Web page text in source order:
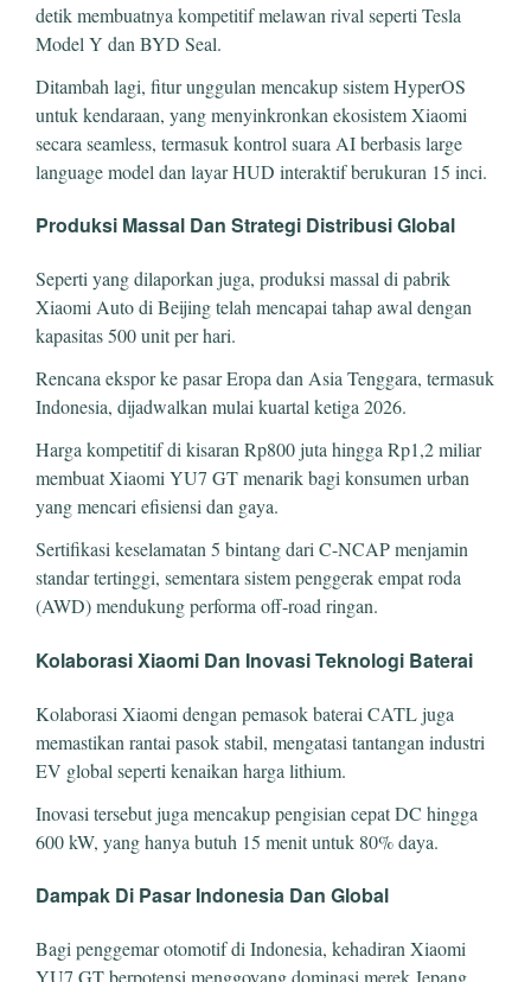
detik membuatnya kompetitif melawan rival seperti Tesla
Model Y dan BYD Seal.
Ditambah lagi, fitur unggulan mencakup sistem HyperOS
untuk kendaraan, yang menyinkronkan ekosistem Xiaomi
secara seamless, termasuk kontrol suara AI berbasis large
language model dan layar HUD interaktif berukuran 15 inci.
Produksi Massal Dan Strategi Distribusi Global
Seperti yang dilaporkan juga, produksi massal di pabrik
Xiaomi Auto di Beijing telah mencapai tahap awal dengan
kapasitas 500 unit per hari.
Rencana ekspor ke pasar Eropa dan Asia Tenggara, termasuk
Indonesia, dijadwalkan mulai kuartal ketiga 2026.
Harga kompetitif di kisaran Rp800 juta hingga Rp1,2 miliar
membuat Xiaomi YU7 GT menarik bagi konsumen urban
yang mencari efisiensi dan gaya.
Sertifikasi keselamatan 5 bintang dari C-NCAP menjamin
standar tertinggi, sementara sistem penggerak empat roda
(AWD) mendukung performa off-road ringan.
Kolaborasi Xiaomi Dan Inovasi Teknologi Baterai
Kolaborasi Xiaomi dengan pemasok baterai CATL juga
memastikan rantai pasok stabil, mengatasi tantangan industri
EV global seperti kenaikan harga lithium.
Inovasi tersebut juga mencakup pengisian cepat DC hingga
600 kW, yang hanya butuh 15 menit untuk 80% daya.
Dampak Di Pasar Indonesia Dan Global
Bagi penggemar otomotif di Indonesia, kehadiran Xiaomi